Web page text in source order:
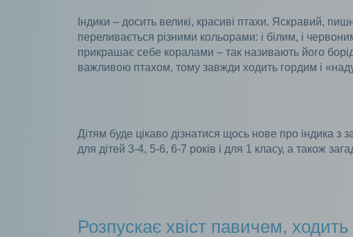
Індики – досить великі, красиві птахи. Яскравий,
переливається різними кольорами: і білим, і
прикрашає себе коралами – так називають його
важливою птахом, тому завжди ходить гордим і
Дітям буде цікаво дізнатися щось нове про індика з
для дітей 3-4, 5-6, 6-7 років і для 1 класу, а також
Розпускає хвіст павичем,